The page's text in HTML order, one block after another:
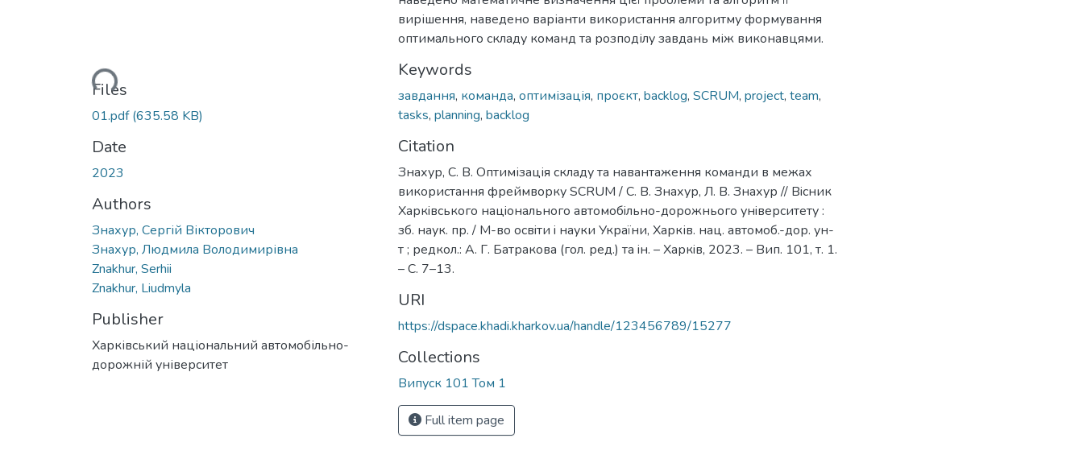
Loading...
Files
01.pdf(635.58 KB)
Date
2023
Authors
Знахур, Сергій Вікторович
Знахур, Людмила Володимирівна
Znakhur, Serhii
Znakhur, Liudmyla
Publisher
Харківський національний автомобільно-
дорожній університет
вирішення, наведено варіанти використання алгоритму формування
оптимального складу команд та розподілу завдань між виконавцями.
Keywords
завдання, команда, оптимізація, проєкт, backlog, SCRUM, project, team,
tasks, planning, backlog
Citation
Знахур, С. В. Оптимізація складу та навантаження команди в межах
використання фреймворку SCRUM / С. В. Знахур, Л. В. Знахур // Вiсник
Харкiвського нацiонального автомобiльно-дорожнього унiверситету :
зб. наук. пр. / М-во освiти i науки України, Харків. нац. автомоб.-дор. ун-
т ; редкол.: А. Г. Батракова (гол. ред.) та iн. – Харкiв, 2023. – Вип. 101, т. 1.
– C. 7–13.
URI
https://dspace.khadi.kharkov.ua/handle/123456789/15277
Collections
Випуск 101 Том 1
Full item page